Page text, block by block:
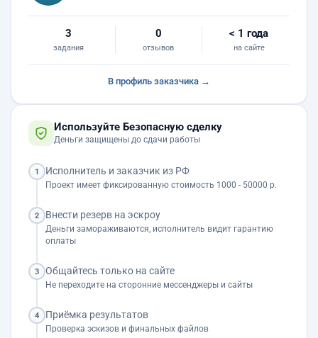
3
задания
0
отзывов
< 1 года
на сайте
В профиль заказчика →
Используйте Безопасную сделку
Деньги защищены до сдачи работы
1 Исполнитель и заказчик из РФ
Проект имеет фиксированную стоимость 1000 - 50000 р.
2 Внести резерв на эскроу
Деньги замораживаются, исполнитель видит гарантию
оплаты
3 Общайтесь только на сайте
Не переходите на сторонние мессенджеры и сайты
4 Приёмка результатов
Проверка эскизов и финальных файлов